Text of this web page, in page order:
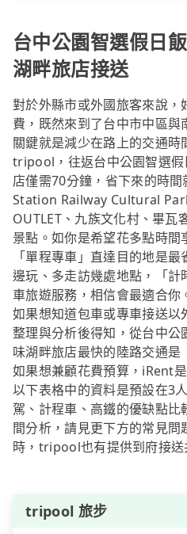
台中公園智選假日
湖畔旅店接送
對於外縣市或外國旅客來說，
費，既然來到了台中市中區
關鍵就是減少在路上的交通時
tripool，往返台中公園智選
店僅需70分鐘，省下來的時
Station Railway Cultural
OUTLET、九族文化村、畢瓦
景點。如你是希望花多點時
「單程專車」直達目的地是
邊玩、多走訪幾處地點，「
車旅遊服務，相信會最適合你
如果想知道包車或專車接送
整理與分析後得知，從台中公
味湖畔旅店最快的陸路交通
如果想兼顧花費預算，iRent
以下表格中的資料是預設在3
駕、計程車、高鐵的優缺點
間分析，請見更下方的常見問
時，tripool也有提供到府接送
tripool 旅步